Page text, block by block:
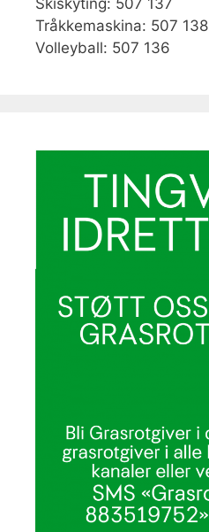
Tråkkemaskina: 507 138
Volleyball: 507 136